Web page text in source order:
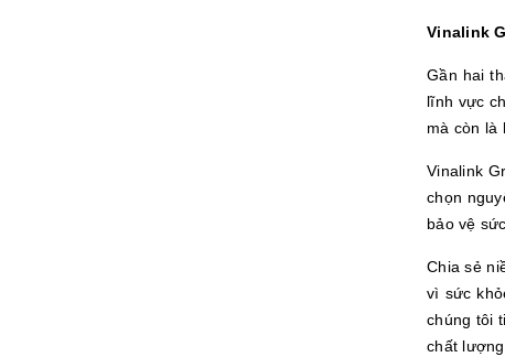
Vinalink
Gần hai
lĩnh vực
mà còn là
Vinalink
chọn
bảo vệ
Chia sẻ
vì sức
chúng tôi
chất